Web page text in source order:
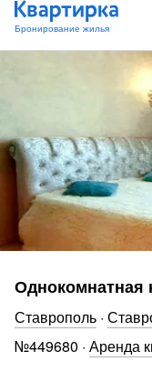
Однокомнатная
Ставрополь ·
№449680 · Аренда